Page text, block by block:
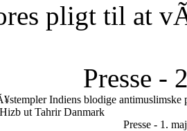
pligt til at
Presse -
Indiens blodige antimuslimske
ut Tahrir Danmark
Presse - 1.